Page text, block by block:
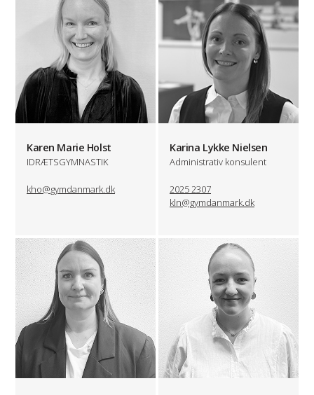
Karen Marie Holst
IDRÆTSGYMNASTIK
kho@gymdanmark.dk
Karina Lykke Nielsen
Administrativ konsulent
2025 2307
kln@gymdanmark.dk